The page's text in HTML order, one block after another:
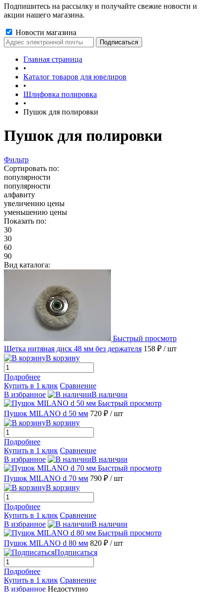
Подпишитесь на рассылку и получайте свежие новости и
акции нашего магазина.
Новости магазина
Главная страница
•
Каталог товаров для ювелиров
•
Шлифовка полировка
•
Пушок для полировки
Пушок для полировки
Фильтр
Сортировать по:
популярности
популярности
алфавиту
увеличению цены
уменьшению цены
Показать по:
30
30
60
90
Вид каталога:
Быстрый просмотр
Щетка нитяная диск 48 мм без держателя 158 ₽ / шт
В корзину
Подробнее
Купить в 1 клик Сравнение
В избранное
В наличии
Быстрый просмотр
Пушок MILANO d 50 мм 720 ₽ / шт
В корзину
Подробнее
Купить в 1 клик Сравнение
В избранное
В наличии
Быстрый просмотр
Пушок MILANO d 70 мм 790 ₽ / шт
В корзину
Подробнее
Купить в 1 клик Сравнение
В избранное
В наличии
Быстрый просмотр
Пушок MILANO d 80 мм 820 ₽ / шт
Подписаться
Подробнее
Купить в 1 клик Сравнение
В избранное Недоступно